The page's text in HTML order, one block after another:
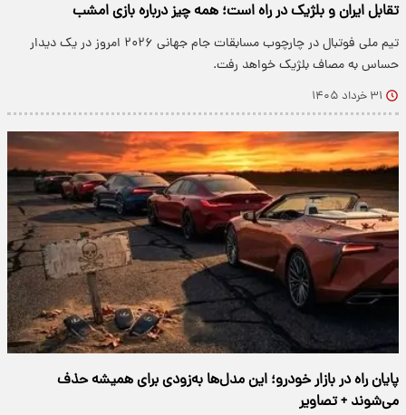
تقابل ایران و بلژیک در راه است؛ همه چیز درباره بازی امشب
تیم ملی فوتبال در چارچوب مسابقات جام جهانی ۲۰۲۶ امروز در یک دیدار
حساس به مصاف بلژیک خواهد رفت.
۳۱ خرداد ۱۴۰۵
پایان راه در بازار خودرو؛ این مدل‌ها به‌زودی برای همیشه حذف
می‌شوند + تصاویر